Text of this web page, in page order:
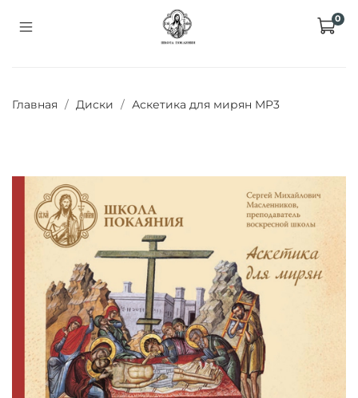
0
Главная Диски Аскетика для мирян MP3